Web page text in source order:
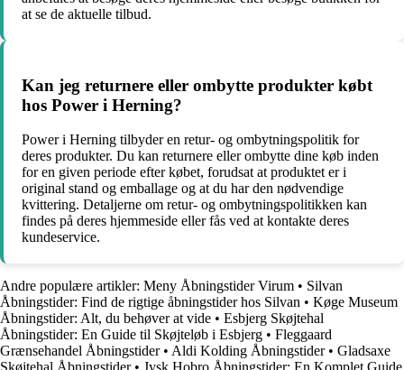
at se de aktuelle tilbud.
Kan jeg returnere eller ombytte produkter købt
hos Power i Herning?
Power i Herning tilbyder en retur- og ombytningspolitik for
deres produkter. Du kan returnere eller ombytte dine køb inden
for en given periode efter købet, forudsat at produktet er i
original stand og emballage og at du har den nødvendige
kvittering. Detaljerne om retur- og ombytningspolitikken kan
findes på deres hjemmeside eller fås ved at kontakte deres
kundeservice.
Andre populære artikler: Meny Åbningstider Virum • Silvan
Åbningstider: Find de rigtige åbningstider hos Silvan • Køge Museum
Åbningstider: Alt, du behøver at vide • Esbjerg Skøjtehal
Åbningstider: En Guide til Skøjteløb i Esbjerg • Fleggaard
Grænsehandel Åbningstider• Aldi Kolding Åbningstider• Gladsaxe